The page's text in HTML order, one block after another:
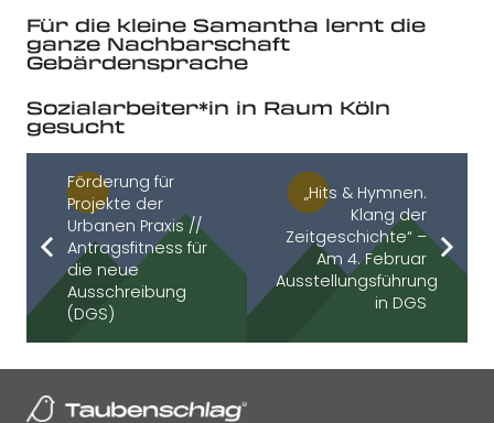
Für die kleine Samantha lernt die
ganze Nachbarschaft
Gebärdensprache
Sozialarbeiter*in in Raum Köln
gesucht
Förderung für
Projekte der
Urbanen Praxis //
Antragsfitness für
die neue
Ausschreibung
(DGS)
„Hits & Hymnen.
Klang der
Zeitgeschichte“ –
Am 4. Februar
Ausstellungsführung
in DGS